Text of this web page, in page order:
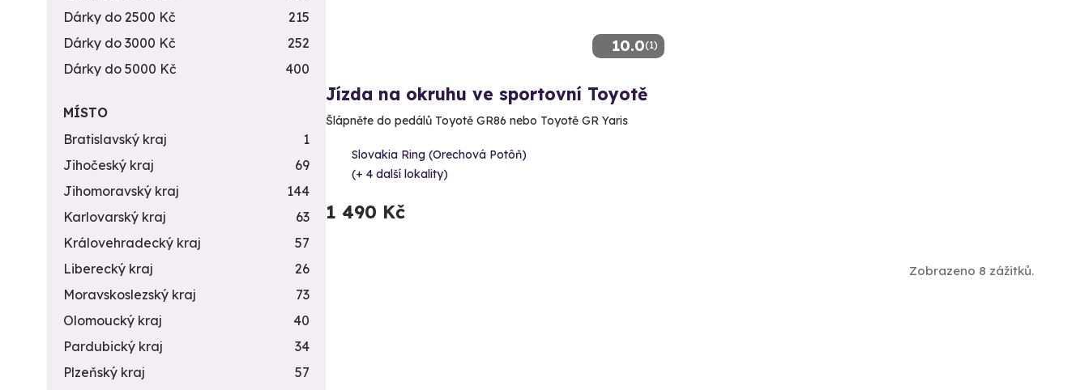
10.0(1)
Jízda na okruhu ve sportovní Toyotě
Šlápněte do pedálů Toyotě GR86 nebo Toyotě GR Yaris
Slovakia Ring (Orechová Potôň)
(+ 4 další lokality)
1 490 Kč
Zobrazeno 8 zážitků.
Dárky do 2500 Kč
215
Dárky do 3000 Kč
252
Dárky do 5000 Kč
400
MÍSTO
Bratislavský kraj
1
Jihočeský kraj
69
Jihomoravský kraj
144
Karlovarský kraj
63
Královehradecký kraj
57
Liberecký kraj
26
Moravskoslezský kraj
73
Olomoucký kraj
40
Pardubický kraj
34
Plzeňský kraj
57